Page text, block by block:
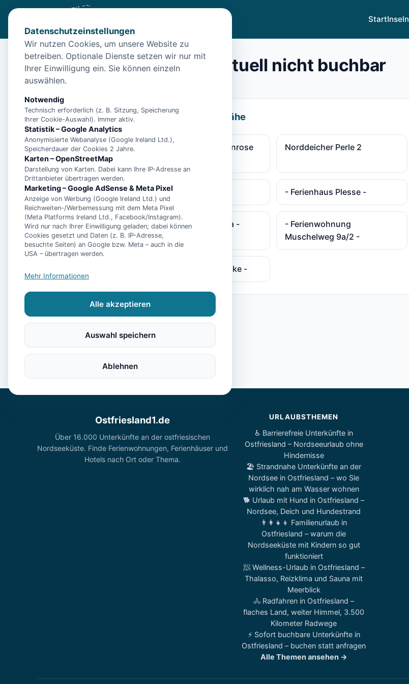
StartInseln
Diese Unterkunft ist aktuell nicht buchbar
Wir haben Alternativen in
Unterkünfte in der Nähe
Ferienwohnung Dünenrose Norddeicher Perle 2
- Ferienhaus Pelikan - - Ferienhaus Plesse -
- Ferienwohnung Maja -
- Ferienwohnung
Muschelweg 9a/2 -
- Ferienwohnung Tomke -
Ostfriesland1.de
Über 16.000 Unterkünfte an der ostfriesischen
Nordseeküste. Finde Ferienwohnungen, Ferienhäuser und
Hotels nach Ort oder Thema.
URLAUBSTHEMEN
♿ Barrierefreie Unterkünfte in
Ostfriesland – Nordseeurlaub ohne
Hindernisse
🏖️ Strandnahe Unterkünfte an der
Nordsee in Ostfriesland – wo Sie
wirklich nah am Wasser wohnen
🐕 Urlaub mit Hund in Ostfriesland –
Nordsee, Deich und Hundestrand
👨‍👩‍👧‍👦 Familienurlaub in
Ostfriesland – warum die
Nordseeküste mit Kindern so gut
funktioniert
🧖 Wellness-Urlaub in Ostfriesland –
Thalasso, Reizklima und Sauna mit
Meerblick
🚴 Radfahren in Ostfriesland –
flaches Land, weiter Himmel, 3.500
Kilometer Radwege
⚡ Sofort buchbare Unterkünfte in
Ostfriesland – buchen statt anfragen
Alle Themen ansehen →
Datenschutzeinstellungen
Wir nutzen Cookies, um unsere Website zu
betreiben. Optionale Dienste setzen wir nur mit
Ihrer Einwilligung ein. Sie können einzeln
auswählen.
Notwendig
Technisch erforderlich (z. B. Sitzung, Speicherung
Ihrer Cookie-Auswahl). Immer aktiv.
Statistik – Google Analytics
Anonymisierte Webanalyse (Google Ireland Ltd.),
Speicherdauer der Cookies 2 Jahre.
Karten – OpenStreetMap
Darstellung von Karten. Dabei kann Ihre IP-Adresse an
Drittanbieter übertragen werden.
Marketing – Google AdSense & Meta Pixel
Anzeige von Werbung (Google Ireland Ltd.) und
Reichweiten-/Werbemessung mit dem Meta Pixel
(Meta Platforms Ireland Ltd., Facebook/Instagram).
Wird nur nach Ihrer Einwilligung geladen; dabei können
Cookies gesetzt und Daten (z. B. IP-Adresse,
besuchte Seiten) an Google bzw. Meta – auch in die
USA – übertragen werden.
Mehr Informationen
Alle akzeptieren
Auswahl speichern
Ablehnen